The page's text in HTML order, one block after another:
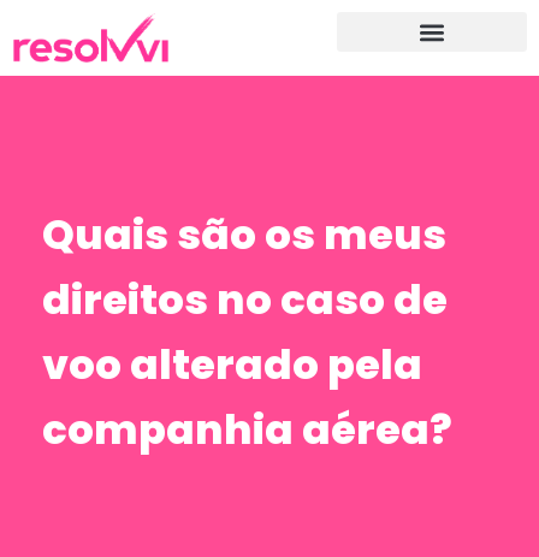
Quais são os meus
direitos no caso de
voo alterado pela
companhia aérea?